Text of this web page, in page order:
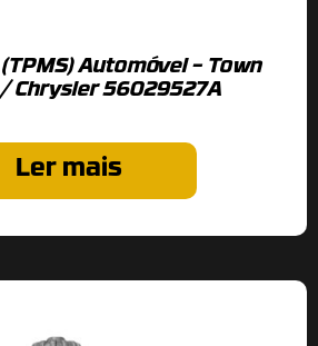
Automóvel – Town
Chrysler 56029527A
Ler mais